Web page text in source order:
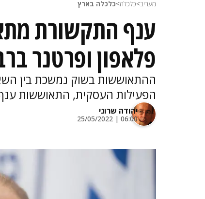
מעריב>כלכלה>כלכלה בארץ
ענף התקשורת
פלאפון ופרטנר
ההתאוששות בשוק נמשכת בין
הפעילות העסקית, התאוששות
יהודה שרוני
06:00 | 25/05/2022